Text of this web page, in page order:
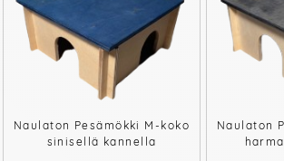
Naulaton Pesämökki M-koko
sinisellä kannella
Naulaton